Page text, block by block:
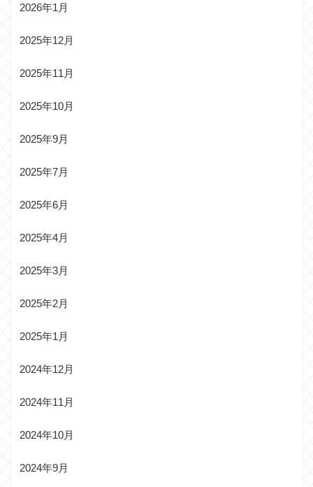
2026年1月
2025年12月
2025年11月
2025年10月
2025年9月
2025年7月
2025年6月
2025年4月
2025年3月
2025年2月
2025年1月
2024年12月
2024年11月
2024年10月
2024年9月